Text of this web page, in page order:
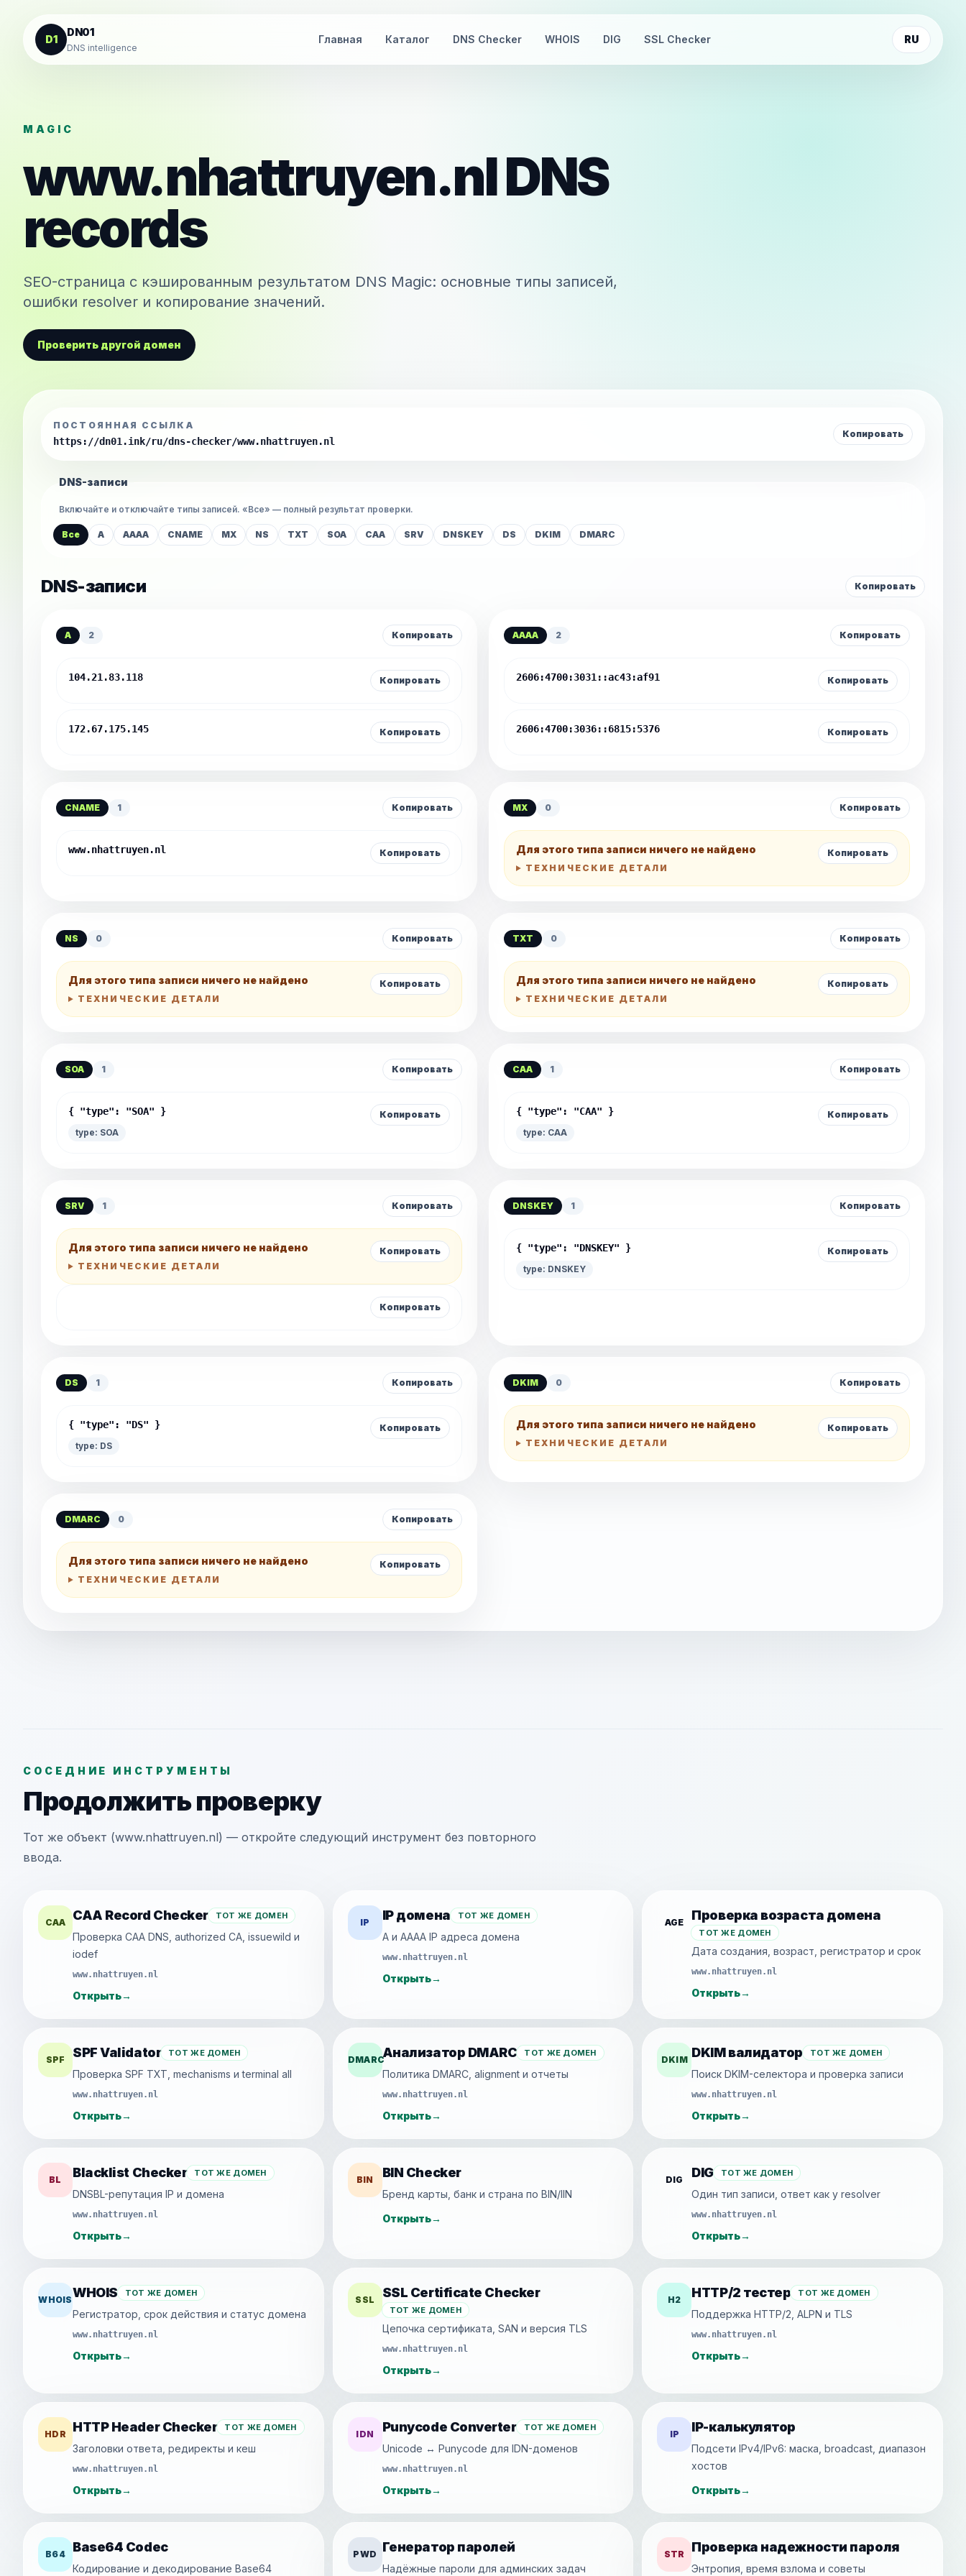
К содержанию
D1
DN01
DNS intelligence
Главная Каталог DNS Checker WHOIS DIG SSL Checker RU
MAGIC
www.nhattruyen.nlDNS
records
SEO-страница с кэшированным результатом DNS Magic: основные типы записей,
ошибки resolver и копирование значений.
Проверить другой домен
ПОСТОЯННАЯ ССЫЛКА
https://dn01.ink/ru/dns-checker/www.nhattruyen.nl
Копировать
DNS-записи
Включайте и отключайте типы записей. «Все» — полный результат проверки.
Все A AAAA CNAME MX NS TXT SOA CAA SRV DNSKEY DS DKIM DMARC
DNS-записи Копировать
A 2 Копировать
104.21.83.118 Копировать
172.67.175.145 Копировать
AAAA 2 Копировать
2606:4700:3031::ac43:af91 Копировать
2606:4700:3036::6815:5376 Копировать
CNAME 1 Копировать
www.nhattruyen.nl Копировать
MX 0 Копировать
Для этого типа записи ничего не найдено
ТЕХНИЧЕСКИЕ ДЕТАЛИ
Копировать
NS 0 Копировать
Для этого типа записи ничего не найдено
ТЕХНИЧЕСКИЕ ДЕТАЛИ
Копировать
TXT 0 Копировать
Для этого типа записи ничего не найдено
ТЕХНИЧЕСКИЕ ДЕТАЛИ
Копировать
SOA 1 Копировать
{ "type": "SOA" }
type: SOA
Копировать
CAA 1 Копировать
{ "type": "CAA" }
type: CAA
Копировать
SRV 1 Копировать
Для этого типа записи ничего не найдено
ТЕХНИЧЕСКИЕ ДЕТАЛИ
Копировать
Копировать
DNSKEY 1 Копировать
{ "type": "DNSKEY" }
type: DNSKEY
Копировать
DS 1 Копировать
{ "type": "DS" }
type: DS
Копировать
DKIM 0 Копировать
Для этого типа записи ничего не найдено
ТЕХНИЧЕСКИЕ ДЕТАЛИ
Копировать
DMARC 0 Копировать
Для этого типа записи ничего не найдено
ТЕХНИЧЕСКИЕ ДЕТАЛИ
Копировать
СОСЕДНИЕ ИНСТРУМЕНТЫ
Продолжить проверку
Тот же объект (www.nhattruyen.nl) — откройте следующий инструмент без повторного
ввода.
CAA CAA Record Checker ТОТ ЖЕ ДОМЕН
Проверка CAA DNS, authorized CA, issuewild и
iodef
www.nhattruyen.nl
Открыть→
IP IP домена ТОТ ЖЕ ДОМЕН
A и AAAA IP адреса домена
www.nhattruyen.nl
Открыть→
AGE Проверка возраста домена
ТОТ ЖЕ ДОМЕН
Дата создания, возраст, регистратор и срок
www.nhattruyen.nl
Открыть→
SPF SPF Validator ТОТ ЖЕ ДОМЕН
Проверка SPF TXT, mechanisms и terminal all
www.nhattruyen.nl
Открыть→
DMARCАнализатор DMARC ТОТ ЖЕ ДОМЕН
Политика DMARC, alignment и отчеты
www.nhattruyen.nl
Открыть→
DKIM DKIM валидатор ТОТ ЖЕ ДОМЕН
Поиск DKIM-селектора и проверка записи
www.nhattruyen.nl
Открыть→
BL Blacklist Checker ТОТ ЖЕ ДОМЕН
DNSBL-репутация IP и домена
www.nhattruyen.nl
Открыть→
BIN BIN Checker
Бренд карты, банк и страна по BIN/IIN
Открыть→
DIG DIG ТОТ ЖЕ ДОМЕН
Один тип записи, ответ как у resolver
www.nhattruyen.nl
Открыть→
WHOISWHOIS ТОТ ЖЕ ДОМЕН
Регистратор, срок действия и статус домена
www.nhattruyen.nl
Открыть→
SSL SSL Certificate Checker
ТОТ ЖЕ ДОМЕН
Цепочка сертификата, SAN и версия TLS
www.nhattruyen.nl
Открыть→
H2 HTTP/2 тестер ТОТ ЖЕ ДОМЕН
Поддержка HTTP/2, ALPN и TLS
www.nhattruyen.nl
Открыть→
HDR HTTP Header Checker ТОТ ЖЕ ДОМЕН
Заголовки ответа, редиректы и кеш
www.nhattruyen.nl
Открыть→
IDN Punycode Converter ТОТ ЖЕ ДОМЕН
Unicode ↔ Punycode для IDN-доменов
www.nhattruyen.nl
Открыть→
IP IP-калькулятор
Подсети IPv4/IPv6: маска, broadcast, диапазон
хостов
Открыть→
B64 Base64 Codec
Кодирование и декодирование Base64
PWD Генератор паролей
Надёжные пароли для админских задач
STR Проверка надежности пароля
Энтропия, время взлома и советы